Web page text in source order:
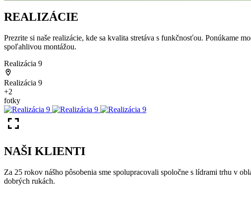
REALIZÁCIE
Prezrite si naše realizácie, kde sa kvalita stretáva s funkčnosťou. Ponúkame
spoľahlivou montážou.
Realizácia 9
Realizácia 9
+2
fotky
NAŠI KLIENTI
Za 25 rokov nášho pôsobenia sme spolupracovali spoločne s lídrami trhu v
dobrých rukách.